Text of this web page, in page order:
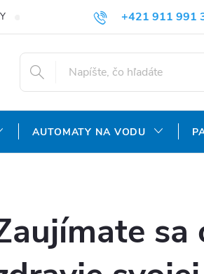
+421 911 991
REKLAMAČNÝ PORIADOK
AUTOMATY NA VODU
sa